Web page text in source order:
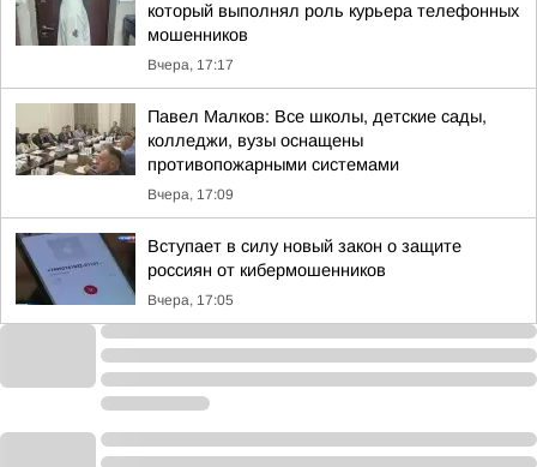
который выполнял роль курьера телефонных
мошенников
Вчера, 17:17
Павел Малков: Все школы, детские сады,
колледжи, вузы оснащены
противопожарными системами
Вчера, 17:09
Вступает в силу новый закон о защите
россиян от кибермошенников
Вчера, 17:05